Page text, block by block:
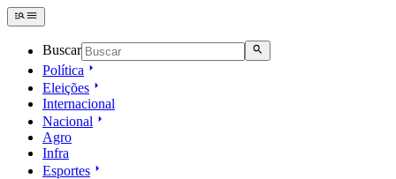
Buscar
Política
Eleições
Internacional
Nacional
Agro
Infra
Esportes